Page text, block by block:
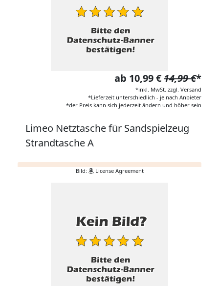
ab 10,99 €14,99 €*
*inkl. MwSt. zzgl. Versand
*Lieferzeit unterschiedlich - je nach Anbieter
*der Preis kann sich jederzeit ändern und höher sein
Limeo Netztasche für Sandspielzeug
Strandtasche A
Bild: License Agreement